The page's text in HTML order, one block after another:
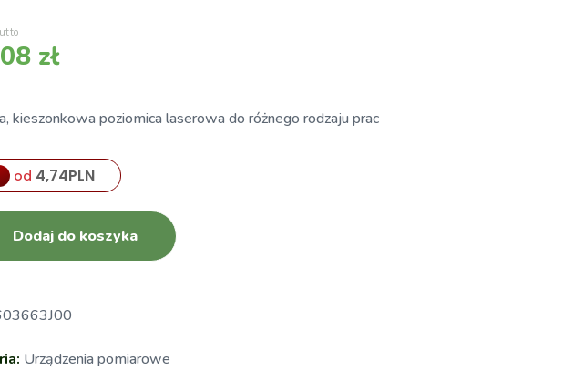
zł
kieszonkowa poziomica laserowa do różnego rodzaju prac
od 4,74PLN
Dodaj do koszyka
Urządzenia pomiarowe